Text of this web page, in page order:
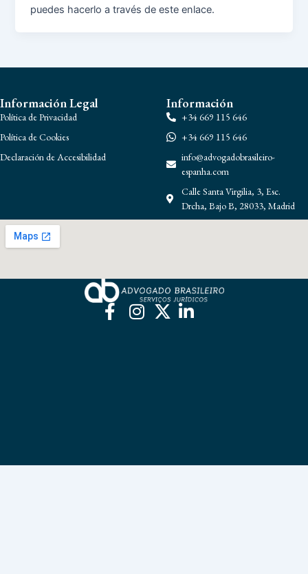
puedes hacerlo a través de este enlace.
Información Legal
Política de Privacidad
Política de Cookies
Declaración de Accesibilidad
Información
+34 669 115 646
+34 669 115 646
info@advogadobrasileiro-
espanha.com
Calle Santa Virgilia, 3, Esc.
Drcha, Bajo B, 28033, Madrid